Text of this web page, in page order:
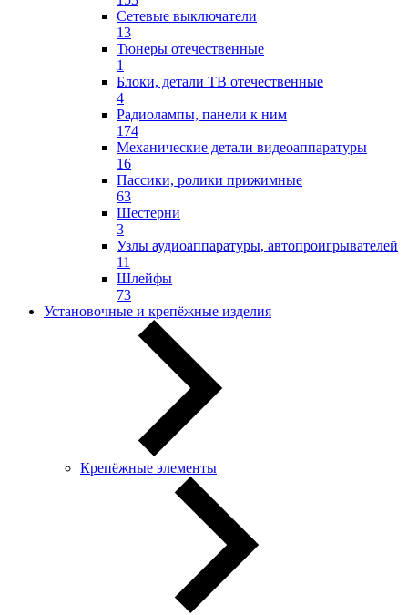
Сетевые выключатели
13
Тюнеры отечественные
1
Блоки, детали ТВ отечественные
4
Радиолампы, панели к ним
174
Механические детали видеоаппаратуры
16
Пассики, ролики прижимные
63
Шестерни
3
Узлы аудиоаппаратуры, автопроигрывателей
11
Шлейфы
73
Установочные и крепёжные изделия
Крепёжные элементы